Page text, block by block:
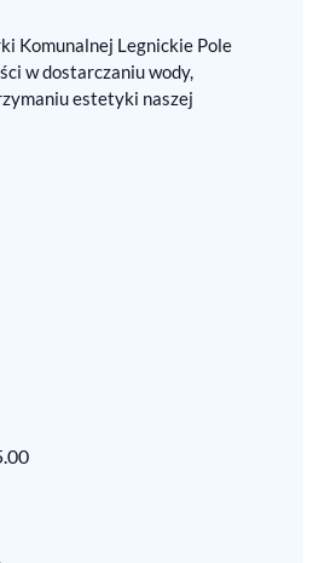
Komunalnej Legnickie Pole
w dostarczaniu wody,
estetyki naszej